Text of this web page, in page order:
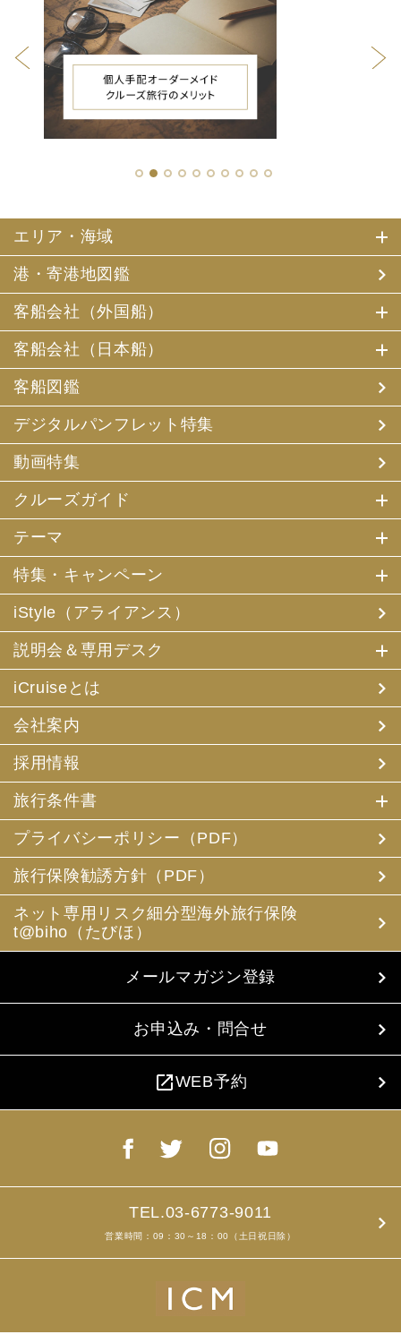
1 2 3 4 5 6 7 8 9 10
エリア・海域
港・寄港地図鑑
客船会社（外国船）
客船会社（日本船）
客船図鑑
デジタルパンフレット特集
動画特集
クルーズガイド
テーマ
特集・キャンペーン
iStyle（アライアンス）
説明会＆専用デスク
iCruiseとは
会社案内
採用情報
旅行条件書
プライバシーポリシー（PDF）
旅行保険勧誘方針（PDF）
ネット専用リスク細分型海外旅行保険
t@biho（たびほ）
メールマガジン登録
お申込み・問合せ
open_in_newWEB予約
TEL.03-6773-9011
営業時間：09：30～18：00（土日祝日除）